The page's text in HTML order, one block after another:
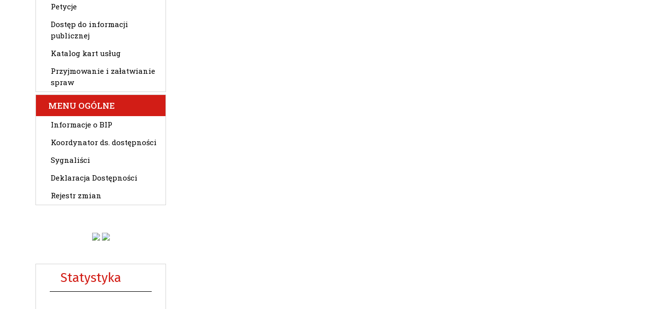
Petycje
Dostęp do informacji
publicznej
Katalog kart usług
Przyjmowanie i załatwianie
spraw
MENU OGÓLNE
Informacje o BIP
Koordynator ds. dostępności
Sygnaliści
Deklaracja Dostępności
Rejestr zmian
Statystyka